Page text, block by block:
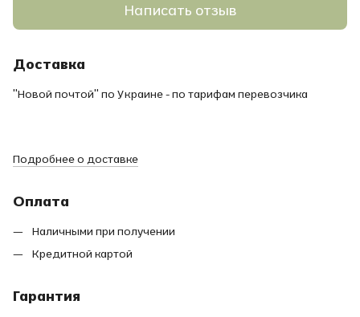
Написать отзыв
Доставка
"Новой почтой" по Украине - по тарифам перевозчика
Подробнее о доставке
Оплата
Наличными при получении
Кредитной картой
Гарантия